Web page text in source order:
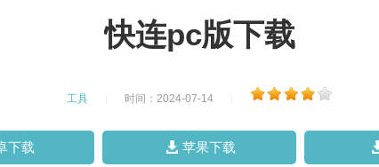
快连pc版下载
工具 时间：2024-07-14
下载 苹果下载